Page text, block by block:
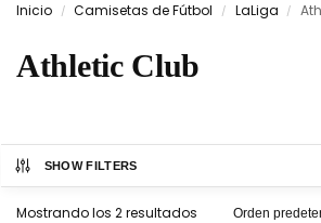
Inicio / Camisetas de Fútbol / LaLiga /
Athletic Club
SHOW FILTERS
Mostrando los 2 resultados